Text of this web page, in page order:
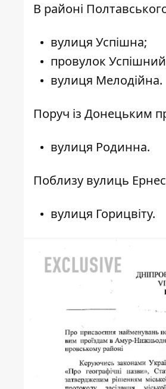
В районі
вулиця Успішна;
провулок
вулиця Мелодійна.
Поруч із Донецьким
вулиця Родинна.
Поблизу вулиць
вулиця Горицвіту.